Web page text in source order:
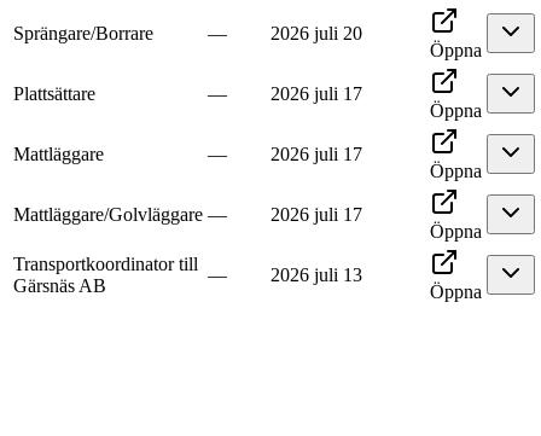
Sprängare/Borrare —
2026 juli 20
Öppna
Plattsättare —
2026 juli 17
Öppna
Mattläggare —
2026 juli 17
Öppna
Mattläggare/Golvläggare —
2026 juli 17
Öppna
Transportkoordinator till
Gärsnäs AB
—
2026 juli 13
Öppna